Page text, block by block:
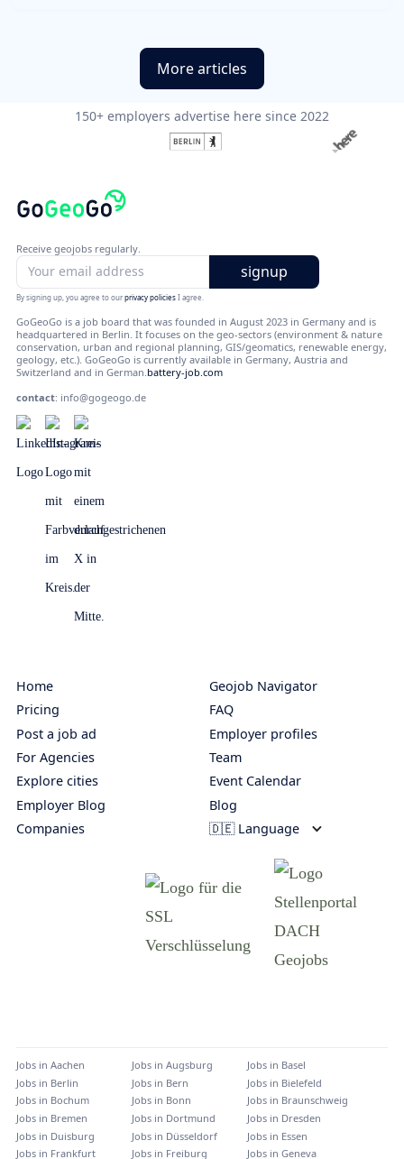
More articles
150+ employers advertise here since 2022
Receive geojobs regularly.
By signing up, you agree to ourprivacy policiesI agree.
GoGeoGo is a job board that was founded in August 2023 in Germany and is
headquartered in Berlin. It focuses on the geo-sectors (environment & nature
conservation, urban and regional planning, GIS/geomatics, renewable energy,
geology, etc.). GoGeoGo is currently available in Germany, Austria and
Switzerland and in German. battery-job.com
contact: info@gogeogo.de
Home
Pricing
Post a job ad
For Agencies
Explore cities
Employer Blog
Companies
Geojob Navigator
FAQ
Employer profiles
Team
Event Calendar
Blog
🇩🇪 Language
Jobs in Aachen Jobs in Augsburg Jobs in Basel
Jobs in Berlin Jobs in Bern Jobs in Bielefeld
Jobs in Bochum Jobs in Bonn Jobs in Braunschweig
Jobs in Bremen Jobs in Dortmund Jobs in Dresden
Jobs in Duisburg Jobs in Düsseldorf Jobs in Essen
Jobs in Frankfurt Jobs in Freiburg Jobs in Geneva